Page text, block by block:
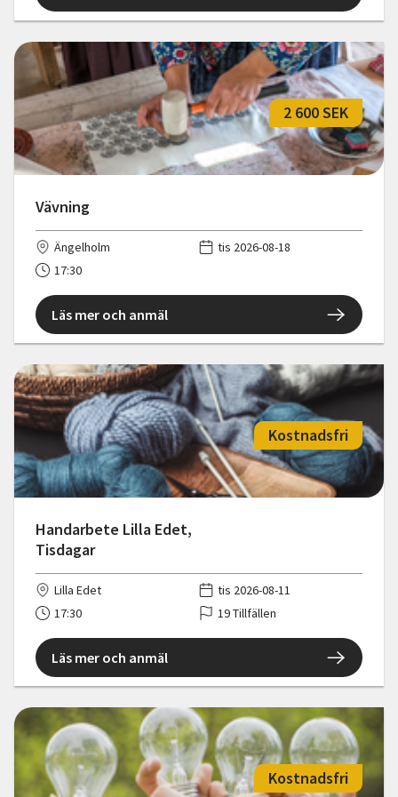
Vävning
2 600 SEK
Ängelholm
tis 2026-08-18
17:30
Läs mer och anmäl
Handarbete Lilla Edet,
Tisdagar
Kostnadsfri
Lilla Edet
tis 2026-08-11
17:30
19 Tillfällen
Läs mer och anmäl
Kostnadsfri